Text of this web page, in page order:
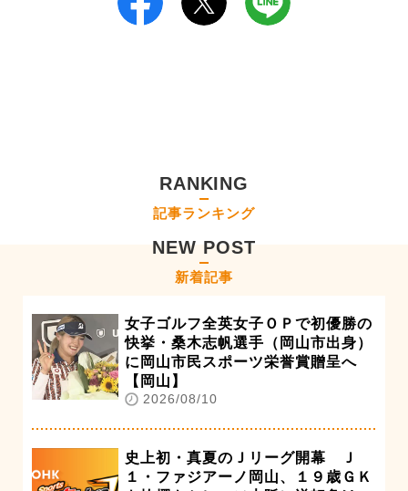
RANKING
記事ランキング
NEW POST
新着記事
女子ゴルフ全英女子ＯＰで初優勝の
快挙・桑木志帆選手（岡山市出身）
に岡山市民スポーツ栄誉賞贈呈へ
【岡山】
2026/08/10
史上初・真夏のＪリーグ開幕 Ｊ
１・ファジアーノ岡山、１９歳ＧＫ